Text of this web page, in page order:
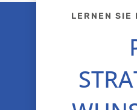
LERNEN SIE